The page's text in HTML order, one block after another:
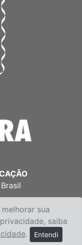
sua
saiba
. Entendi